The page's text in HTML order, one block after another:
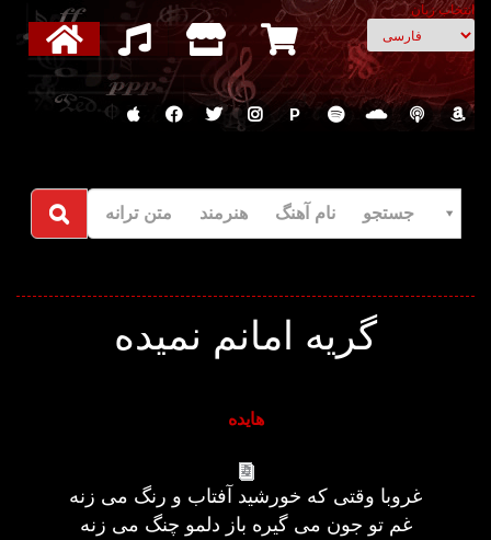
انتخاب زبان
P
جستجو نام آهنگ هنرمند متن ترانه
گریه امانم نمیده
هایده
غروبا وقتی که خورشید آفتاب و رنگ می زنه
غم تو جون می گیره باز دلمو چنگ می زنه